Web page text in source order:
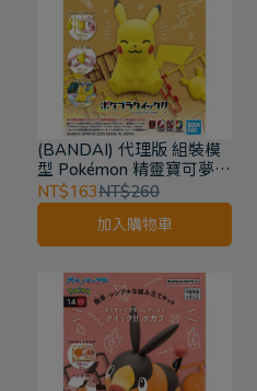
(BANDAI) 代理版 組裝模
型 Pokémon 精靈寶可夢
PLAMO收藏集收藏集 快組
版!!皮卡丘 坐姿 16
NT$163NT$260
加入購物車